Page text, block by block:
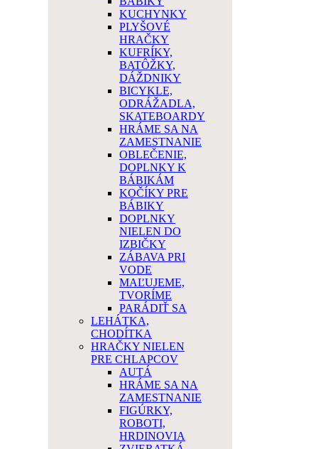
KUCHYNKY
PLYŠOVÉ
HRAČKY
KUFRÍKY,
BATÔŽKY,
DÁŽDNIKY
BICYKLE,
ODRÁŽADLA,
SKATEBOARDY
HRÁME SA NA
ZAMESTNANIE
OBLEČENIE,
DOPLNKY K
BÁBIKÁM
KOČÍKY PRE
BÁBIKY
DOPLNKY
NIELEN DO
IZBIČKY
ZÁBAVA PRI
VODE
MAĽUJEME,
TVORÍME
PARÁDIŤ SA
LEHÁTKA,
CHODÍTKA
HRAČKY NIELEN
PRE CHLAPCOV
AUTÁ
HRÁME SA NA
ZAMESTNANIE
FIGÚRKY,
ROBOTI,
HRDINOVIA